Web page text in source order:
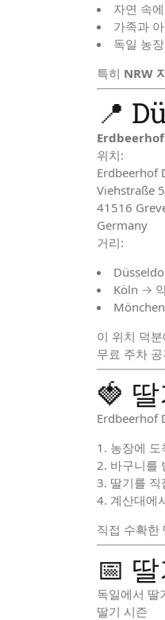
자연 속
가족과
독일 농
특히 NRW
📍
위치:
Erdbeerhof
Viehstraße
41516
Germany
거리:
Köln →
이 위치 덕분
무료 주차
🍓
Erdbeerhof
농장에 도
바구니를
딸기를
계산대에
직접 수확한
📅
독일에서 딸
딸기 시즌